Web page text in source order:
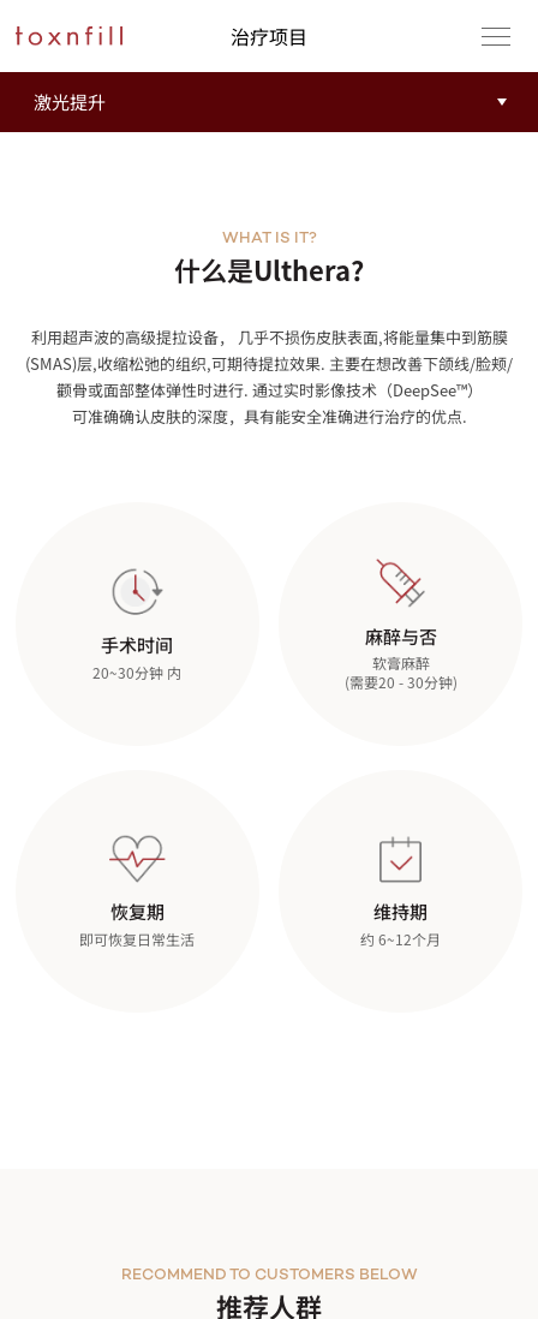
治疗项目
什么是Ulthera?
WHAT IS IT?
利用超声波的高级提拉设备， 几乎不损伤皮肤表面,将能量集中到筋膜
(SMAS)层,收缩松弛的组织,可期待提拉效果. 主要在想改善下颌线/脸颊/
颧骨或面部整体弹性时进行. 通过实时影像技术（DeepSee™）
可准确确认皮肤的深度，具有能安全准确进行治疗的优点.
手术时间
20~30分钟 内
麻醉与否
软膏麻醉
(需要20 - 30分钟)
恢复期
即可恢复日常生活
维持期
约 6~12个月
推荐人群
RECOMMEND TO CUSTOMERS BELOW